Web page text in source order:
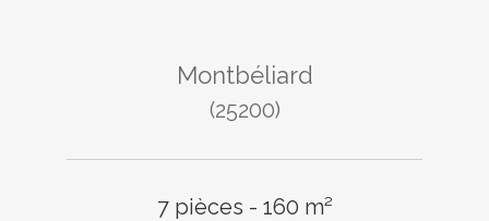
Montbéliard
(25200)
7 pièces - 160 m²